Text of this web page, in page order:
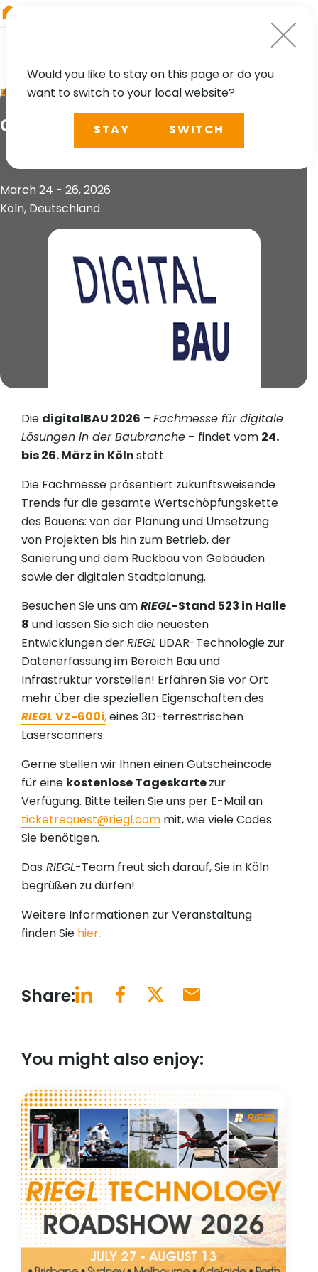
EVENT
digitalBAU
March 24 - 26, 2026
Köln, Deutschland
Die digitalBAU 2026 – Fachmesse für digitale
Lösungen in der Baubranche – findet vom 24.
bis 26. März in Kölnstatt.
Die Fachmesse präsentiert zukunftsweisende
Trends für die gesamte Wertschöpfungskette
des Bauens: von der Planung und Umsetzung
von Projekten bis hin zum Betrieb, der
Sanierung und dem Rückbau von Gebäuden
sowie der digitalen Stadtplanung.
Besuchen Sie uns amRIEGL-Stand 523 in Halle
8 und lassen Sie sich die neuesten
Entwicklungen derRIEGL LiDAR-Technologie zur
Datenerfassung im Bereich Bau und
Infrastruktur vorstellen! Erfahren Sie vor Ort
mehr über die speziellen Eigenschaften des
RIEGL VZ-600i,eines 3D-terrestrischen
Laserscanners.
Gerne stellen wir Ihnen einen Gutscheincode
für eine kostenlose Tageskartezur
Verfügung. Bitte teilen Sie uns per E-Mail an
ticketrequest@riegl.com mit, wie viele Codes
Sie benötigen.
Das RIEGL-Team freut sich darauf, Sie in Köln
begrüßen zu dürfen!
Weitere Informationen zur Veranstaltung
finden Sie hier.
Share:
You might also enjoy:
Would you like to stay on this page or do you
want to switch to your local website?
STAY SWITCH